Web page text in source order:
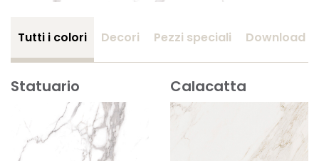
Tutti i colori Decori Pezzi speciali Download
Statuario Calacatta